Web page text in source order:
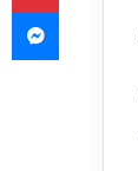
Messenger